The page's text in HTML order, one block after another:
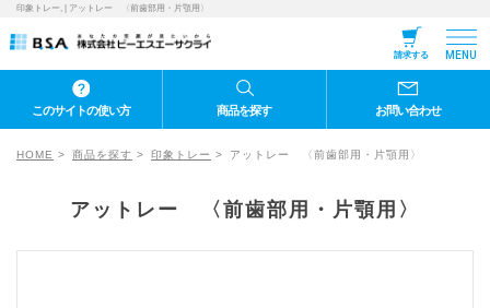
印象トレー, | アットレー 〈前歯部用・片顎用〉
請求する MENU
このサイトの使い方 商品を探す お問い合わせ
HOME 商品を探す 印象トレー アットレー 〈前歯部用・片顎用〉
アットレー 〈前歯部用・片顎用〉